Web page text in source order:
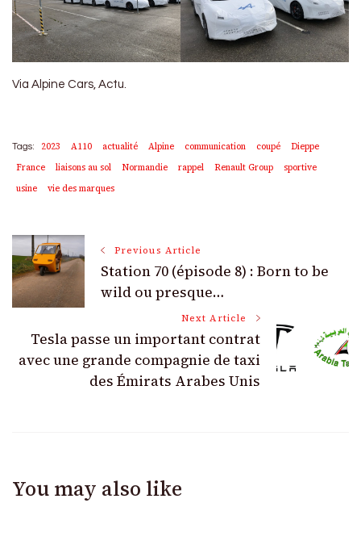
Via Alpine Cars, Actu.
Tags: 2023 A110 actualité Alpine communication coupé
Dieppe
France
liaisons au sol Normandie rappel Renault Group
sportive
usine
vie des marques
Post
Navigation
Previous Article
Station 70 (épisode 8) : Born to be
wild ou presque…
Next Article
Tesla passe un important contrat
avec une grande compagnie de taxi
des Émirats Arabes Unis
You may also like